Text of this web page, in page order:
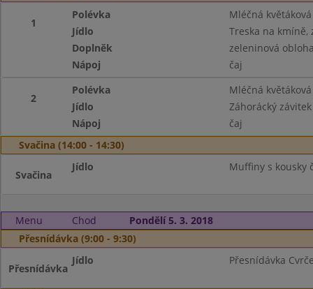
1
Polévka
Mléčná květáková
Jídlo
Treska na kmíně,
Doplněk
zeleninová
Nápoj
čaj
2
Polévka
Mléčná květáková
Jídlo
Záhorácký
Nápoj
čaj
Svačina (14:00 - 14:30)
Svačina
Jídlo Muffiny s kousky
Menu Chod
Pondělí 5. 3. 2018
Přesnídávka (9:00 - 9:30)
Přesnídávka
Jídlo Přesnídávka